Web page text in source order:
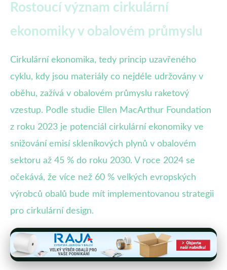
Rostoucí význam cirkulární
ekonomiky v obalovém průmyslu
Cirkulární ekonomika, tedy princip uzavřeného
cyklu, kdy jsou materiály co nejdéle udržovány v
oběhu, zažívá v obalovém průmyslu raketový
vzestup. Podle studie Ellen MacArthur Foundation
z roku 2023 je potenciál cirkulární ekonomiky ve
snižování emisí skleníkových plynů v obalovém
sektoru až 45 % do roku 2030. V roce 2024 se
očekává, že více než 60 % velkých evropských
výrobců obalů bude mít implementovanou strategii
pro cirkulární design.